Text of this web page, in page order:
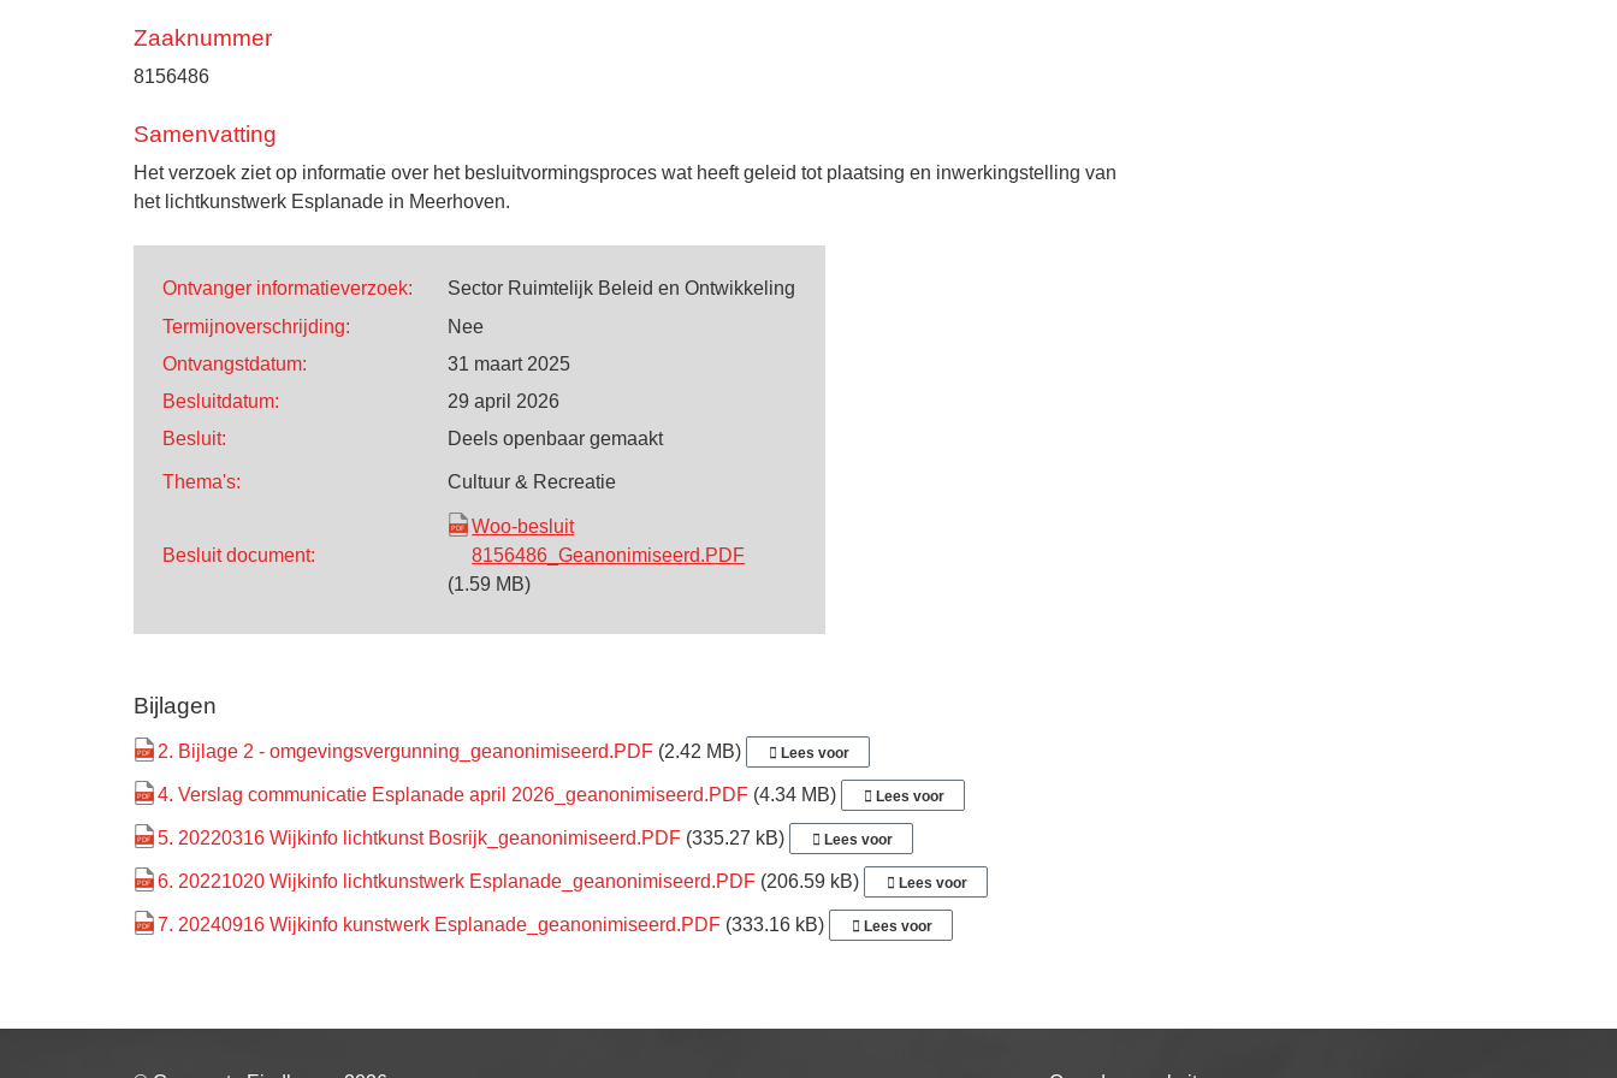
Zaaknummer
8156486
Samenvatting
Het verzoek ziet op informatie over het besluitvormingsproces wat heeft geleid tot plaatsing en inwerkingstelling van
het lichtkunstwerk Esplanade in Meerhoven.
Ontvanger informatieverzoek:
Sector Ruimtelijk Beleid en Ontwikkeling
Termijnoverschrijding:
Nee
Ontvangstdatum:
31 maart 2025
Besluitdatum:
29 april 2026
Besluit:
Deels openbaar gemaakt
Thema's: Cultuur & Recreatie
Besluit document:
Woo-besluit
8156486_Geanonimiseerd.PDF
(1.59 MB)
Bijlagen
2. Bijlage 2 - omgevingsvergunning_geanonimiseerd.PDF (2.42 MB) Lees voor
4. Verslag communicatie Esplanade april 2026_geanonimiseerd.PDF (4.34 MB) Lees voor
5. 20220316 Wijkinfo lichtkunst Bosrijk_geanonimiseerd.PDF (335.27 kB) Lees voor
6. 20221020 Wijkinfo lichtkunstwerk Esplanade_geanonimiseerd.PDF (206.59 kB) Lees voor
7. 20240916 Wijkinfo kunstwerk Esplanade_geanonimiseerd.PDF (333.16 kB) Lees voor